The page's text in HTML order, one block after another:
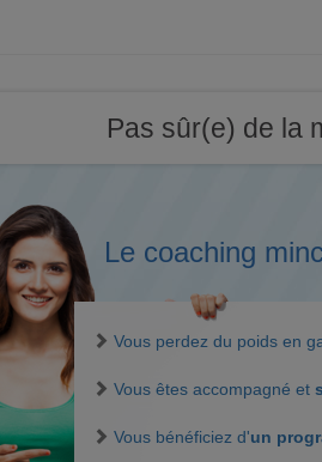
Pas sûr(e) de la
Le coaching
Vous perdez du poids en
Vous êtes accompagné et
Vous bénéficiez d'un